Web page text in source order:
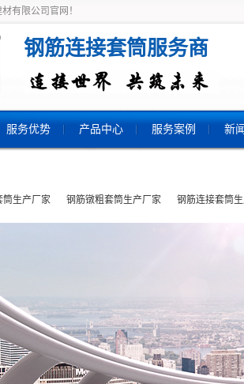
有限公司官网！
钢筋连接套筒服务商
服务优势 产品中心 服务案例 新
筒生产厂家 钢筋镦粗套筒生产厂家 钢筋连接套筒